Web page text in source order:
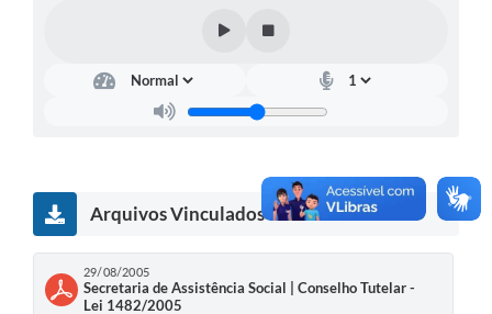
Arquivos Vinculados
29/08/2005
Secretaria de Assistência Social | Conselho Tutelar -
Lei 1482/2005